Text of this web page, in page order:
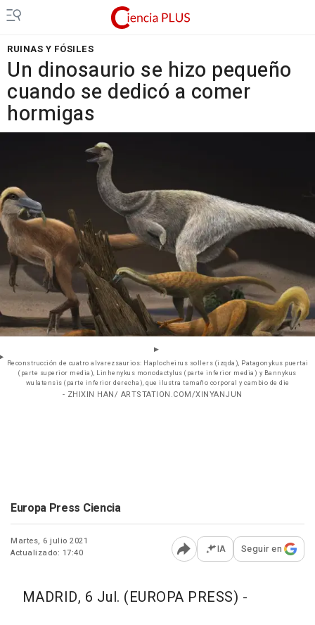
RUINAS Y FÓSILES
Un dinosaurio se hizo pequeño
cuando se dedicó a comer
hormigas
Reconstrucción de cuatro alvarezsaurios: Haplocheirus sollers (izqda), Patagonykus puertai
(parte superior media), Linhenykus monodactylus (parte inferior media) y Bannykus
wulatensis (parte inferior derecha), que ilustra tamaño corporal y cambio de die
- ZHIXIN HAN/ ARTSTATION.COM/XINYANJUN
Europa Press Ciencia
Martes, 6 julio 2021
Actualizado: 17:40
Abrir opciones para
IA Seguir en
MADRID, 6 Jul. (EUROPA PRESS) -